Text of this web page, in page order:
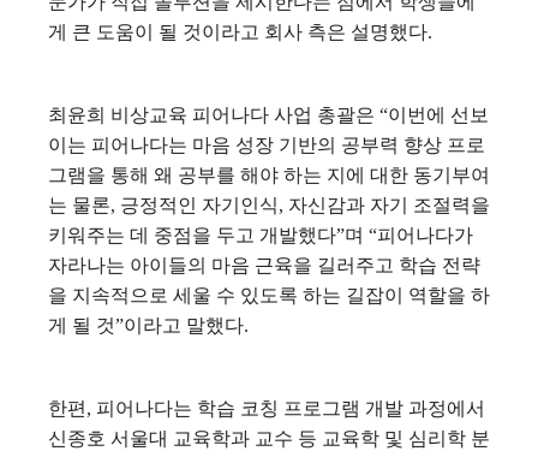
게 큰 도움이 될 것이라고 회사 측은 설명했다.
최윤희 비상교육 피어나다 사업 총괄은 “이번에 선보
이는 피어나다는 마음 성장 기반의 공부력 향상 프로
그램을 통해 왜 공부를 해야 하는 지에 대한 동기부여
는 물론, 긍정적인 자기인식, 자신감과 자기 조절력을
키워주는 데 중점을 두고 개발했다”며 “피어나다가
자라나는 아이들의 마음 근육을 길러주고 학습 전략
을 지속적으로 세울 수 있도록 하는 길잡이 역할을 하
게 될 것”이라고 말했다.
한편, 피어나다는 학습 코칭 프로그램 개발 과정에서
신종호 서울대 교육학과 교수 등 교육학 및 심리학 분